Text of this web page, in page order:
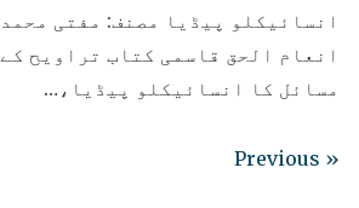
انسائیکلو پیڈیا مصنف: مفتی محمد
انعام الحق قاسمی کتاب تراویح کے
مسائل کا انسائیکلو پیڈیا،…
« Previous